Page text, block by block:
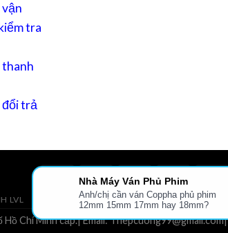
vận
tra
thanh
đổi trả
LVL GIỚI THIỆU TIN TỨC FILE TÀI LIỆU LIÊN HỆ
Chí Minh cấp.| Email: Thepcuong99@gmail.com|
Nhà Máy Ván Phủ Phim
Anh/chị cần ván Coppha phủ phim
12mm 15mm 17mm hay 18mm?